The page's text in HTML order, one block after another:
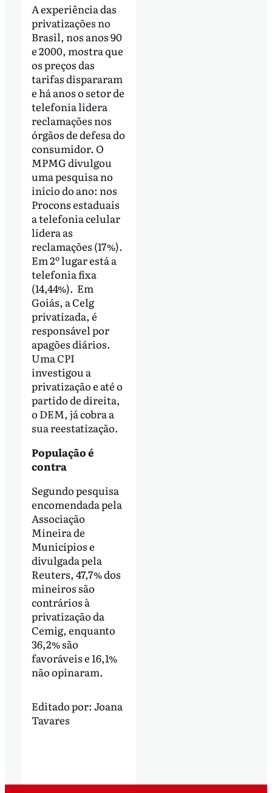
A experiência das
privatizações no
Brasil, nos anos 90
e 2000, mostra que
os preços das
tarifas dispararam
e há anos o setor de
telefonia lidera
reclamações nos
órgãos de defesa do
consumidor. O
MPMG divulgou
uma pesquisa no
início do ano: nos
Procons estaduais
a telefonia celular
lidera as
reclamações (17%).
Em 2º lugar está a
telefonia fixa
(14,44%). Em
Goiás, a Celg
privatizada, é
responsável por
apagões diários.
Uma CPI
investigou a
privatização e até o
partido de direita,
o DEM, já cobra a
sua reestatização.
População é
contra
Segundo pesquisa
encomendada pela
Associação
Mineira de
Municípios e
divulgada pela
Reuters, 47,7% dos
mineiros são
contrários à
privatização da
Cemig, enquanto
36,2% são
favoráveis e 16,1%
não opinaram.
Editado por: Joana
Tavares